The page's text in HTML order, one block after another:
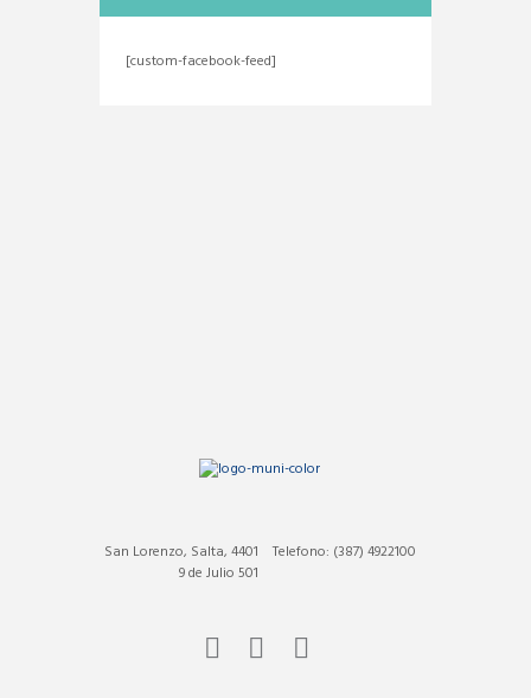
[custom-facebook-feed]
Telefono: (387) 4922100
San Lorenzo, Salta, 4401
9 de Julio 501